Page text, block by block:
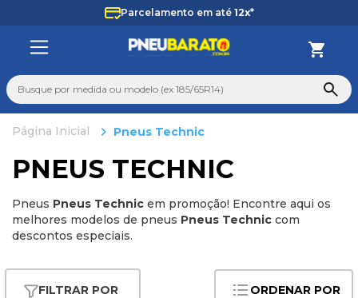
Parcelamento em até 12x*
Busque por medida ou modelo (ex 185/65R14)
Pneus Technic
PNEUS TECHNIC
Pneus Pneus Technic em promoção! Encontre aqui os
melhores modelos de pneus Pneus Technic com
descontos especiais.
ORDENAR POR
TERMOS MAIS BUSCADOS
1º
225
3º
235
aro 14
5º
aro 17